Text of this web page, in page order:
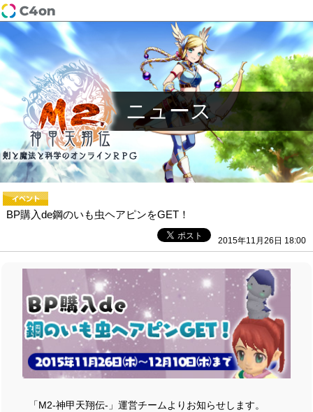
ニュース
BP購入de鋼のいも虫ヘアピンをGET！
2015年11月26日 18:00
「M2-神甲天翔伝-」運営チームよりお知らせします。